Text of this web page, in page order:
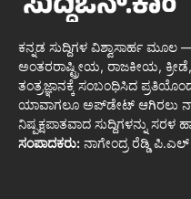
ಕನ್ನಡ ಸುದ್ದಿಗಳ ವಿಶ್ವಾಸಾರ್ಹ ಮೂಲ
ಅಂತರರಾಷ್ಟ್ರೀಯ, ರಾಜಕೀಯ,
ತಂತ್ರಜ್ಞಾನಕ್ಕೆ ಸಂಬಂಧಿಸಿದ
ಯಾವಾಗಲೂ ಅಪ್‌ಡೇಟ್ ಆಗಿರಲು
ನಿಷ್ಪಕ್ಷಪಾತವಾದ ಸುದ್ದಿಗಳನ್ನು ಸರಳ
ಸಂಪಾದಕರು: ನಾಗೇಂದ್ರ ರೆಡ್ಡಿ ಪಿ.ಎಲ್